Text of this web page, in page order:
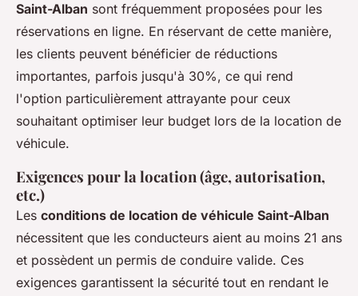
Saint-Alban sont fréquemment proposées pour les
réservations en ligne. En réservant de cette manière,
les clients peuvent bénéficier de réductions
importantes, parfois jusqu'à 30%, ce qui rend
l'option particulièrement attrayante pour ceux
souhaitant optimiser leur budget lors de la location de
véhicule.
Exigences pour la location (âge, autorisation,
etc.)
Les conditions de location de véhicule Saint-Alban
nécessitent que les conducteurs aient au moins 21 ans
et possèdent un permis de conduire valide. Ces
exigences garantissent la sécurité tout en rendant le